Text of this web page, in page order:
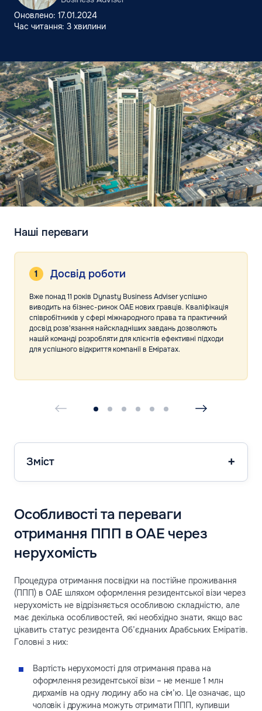
Оновлено: 17.01.2024
Час читання: 3 хвилини
Наші переваги
Досвід роботи
Вже понад 11 років Dynasty Business Adviser успішно
виводить на бізнес-ринок ОАЕ нових гравців. Кваліфікація
співробітників у сфері міжнародного права та практичний
досвід розв'язання найскладніших завдань дозволяють
нашій команді розробляти для клієнтів ефективні підходи
для успішного відкриття компанії в Еміратах.
Зміст
Особливості та переваги
отримання ППП в ОАЕ через
нерухомість
Процедура отримання посвідки на постійне проживання
(ППП) в ОАЕ шляхом оформлення резидентської візи через
нерухомість не відрізняється особливою складністю, але
має декілька особливостей, які необхідно знати, якщо вас
цікавить статус резидента Об’єднаних Арабських Еміратів.
Головні з них:
Вартість нерухомості для отримання права на
оформлення резидентської візи – не менше 1 млн
дирхамів на одну людину або на сім’ю. Це означає, що
чоловік і дружина можуть отримати ППП, купивши